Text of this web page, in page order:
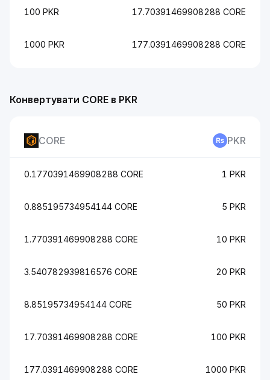
Конвертувати CORE в PKR
CORE PKR
0.1770391469908288 CORE 1 PKR
0.885195734954144 CORE 5 PKR
1.770391469908288 CORE 10 PKR
3.540782939816576 CORE 20 PKR
8.85195734954144 CORE 50 PKR
17.70391469908288 CORE 100 PKR
177.0391469908288 CORE 1000 PKR
100 PKR 17.70391469908288 CORE
1000 PKR 177.0391469908288 CORE